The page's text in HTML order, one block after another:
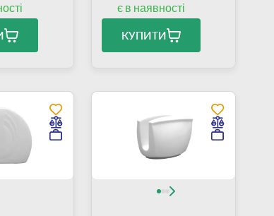
є в наявності
КУПИТИ